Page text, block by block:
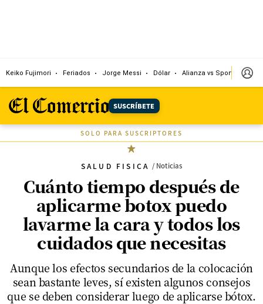
Keiko Fujimori Feriados Jorge Messi Dólar Alianza vs Sport Boys
SUSCRÍBETE
SOLO PARA SUSCRIPTORES
SALUD FISICA / Noticias
Cuánto tiempo después de
aplicarme botox puedo
lavarme la cara y todos los
cuidados que necesitas
Aunque los efectos secundarios de la colocación
sean bastante leves, sí existen algunos consejos
que se deben considerar luego de aplicarse bótox.